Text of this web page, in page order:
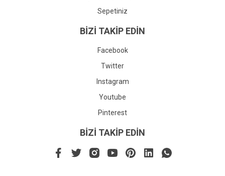
Sepetiniz
BİZİ TAKİP EDİN
Facebook
Twitter
Instagram
Youtube
Pinterest
BİZİ TAKİP EDİN